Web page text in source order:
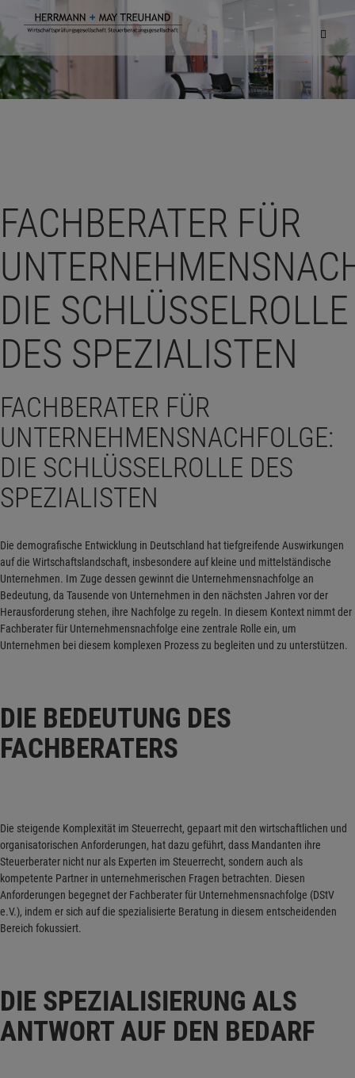
FACHBERATER FÜR
DIE SCHLÜSSELROLLE
DES SPEZIALISTEN
FACHBERATER FÜR
UNTERNEHMENSNACHFOLGE:
DIE SCHLÜSSELROLLE DES
SPEZIALISTEN
Die demografische Entwicklung in Deutschland hat tiefgreifende Auswirkungen
auf die Wirtschaftslandschaft, insbesondere auf kleine und mittelständische
Unternehmen. Im Zuge dessen gewinnt die Unternehmensnachfolge an
Bedeutung, da Tausende von Unternehmen in den nächsten Jahren vor der
Herausforderung stehen, ihre Nachfolge zu regeln. In diesem Kontext nimmt der
Fachberater für Unternehmensnachfolge eine zentrale Rolle ein, um
Unternehmen bei diesem komplexen Prozess zu begleiten und zu unterstützen.
DIE BEDEUTUNG DES
FACHBERATERS
Die steigende Komplexität im Steuerrecht, gepaart mit den wirtschaftlichen und
organisatorischen Anforderungen, hat dazu geführt, dass Mandanten ihre
Steuerberater nicht nur als Experten im Steuerrecht, sondern auch als
kompetente Partner in unternehmerischen Fragen betrachten. Diesen
Anforderungen begegnet der Fachberater für Unternehmensnachfolge (DStV
e.V.), indem er sich auf die spezialisierte Beratung in diesem entscheidenden
Bereich fokussiert.
DIE SPEZIALISIERUNG ALS
ANTWORT AUF DEN BEDARF